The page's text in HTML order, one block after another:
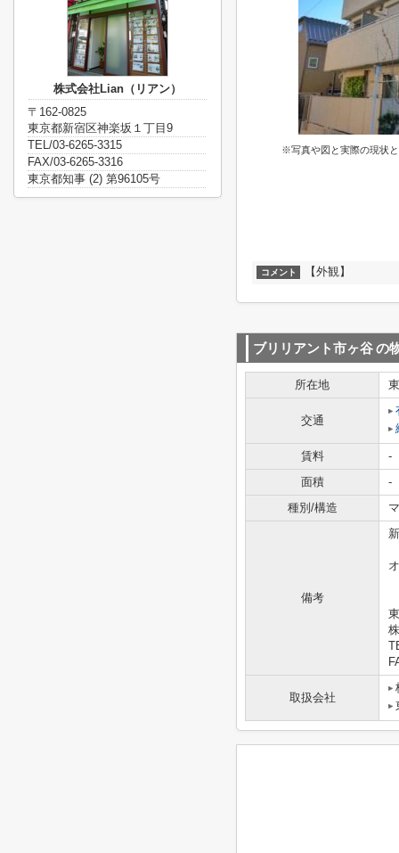
※写真や図と実際の現状
コメント 【外観】
ブリリアント市ヶ谷の
所在地
交通
賃料
-
面積
-
種別/構造
備考
取扱会社
株式会社Lian（リアン）
〒162-0825
東京都新宿区神楽坂１丁目9
TEL/03-6265-3315
FAX/03-6265-3316
東京都知事 (2) 第96105号